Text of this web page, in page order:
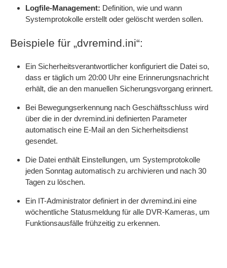
Logfile-Management: Definition, wie und wann
Systemprotokolle erstellt oder gelöscht werden sollen.
Beispiele für „dvremind.ini“:
Ein Sicherheitsverantwortlicher konfiguriert die Datei so,
dass er täglich um 20:00 Uhr eine Erinnerungsnachricht
erhält, die an den manuellen Sicherungsvorgang erinnert.
Bei Bewegungserkennung nach Geschäftsschluss wird
über die in der dvremind.ini definierten Parameter
automatisch eine E-Mail an den Sicherheitsdienst
gesendet.
Die Datei enthält Einstellungen, um Systemprotokolle
jeden Sonntag automatisch zu archivieren und nach 30
Tagen zu löschen.
Ein IT-Administrator definiert in der dvremind.ini eine
wöchentliche Statusmeldung für alle DVR-Kameras, um
Funktionsausfälle frühzeitig zu erkennen.